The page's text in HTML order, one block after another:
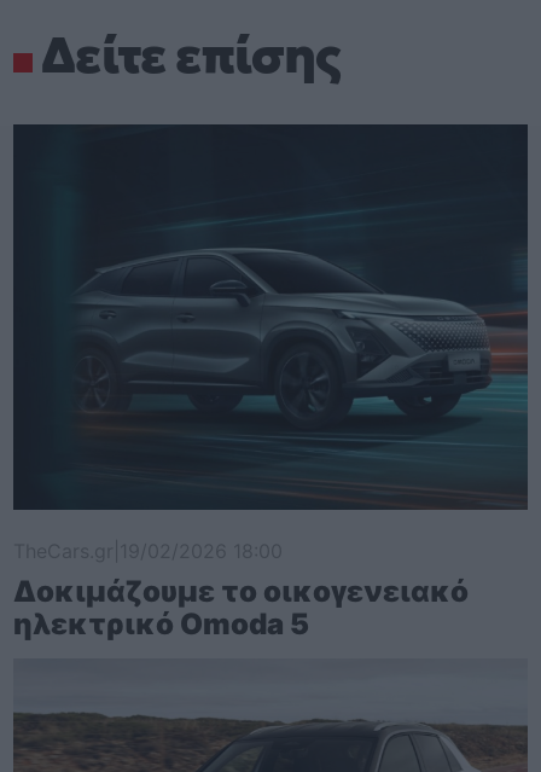
Δείτε επίσης
Δοκιμάζουμε το οικογενειακό
ηλεκτρικό Omoda 5